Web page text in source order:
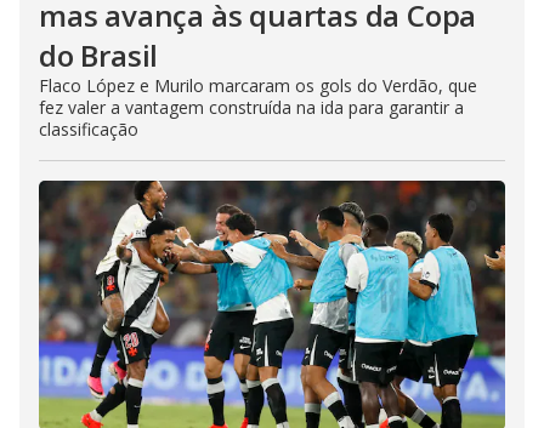
mas avança às quartas da Copa
do Brasil
Flaco López e Murilo marcaram os gols do Verdão, que
fez valer a vantagem construída na ida para garantir a
classificação